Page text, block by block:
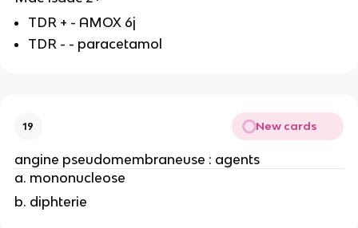
TDR + - AMOX 6j
TDR - - paracetamol
19 New cards
angine pseudomembraneuse : agents
a. mononucleose
b. diphterie